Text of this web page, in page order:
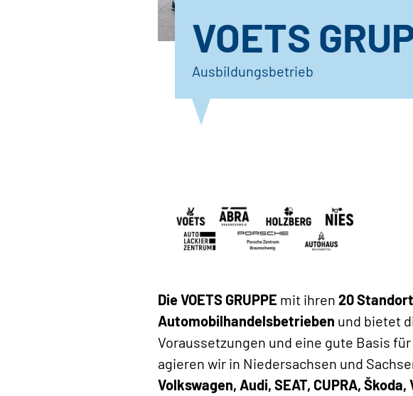
VOETS
Ausbildungsbetrieb
Die VOETS GRUPPE mit ihren 20
Automobilhandelsbetrieben und bietet
Voraussetzungen und eine gute Basis
agieren wir in Niedersachsen und
Volkswagen, Audi, SEAT, CUPRA,